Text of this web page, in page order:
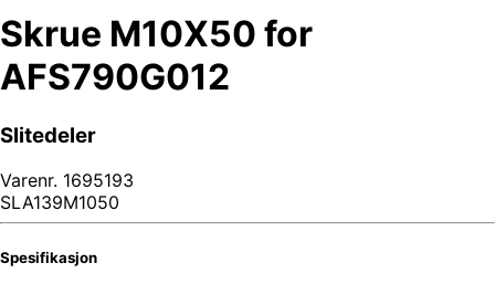
Skrue M10X50 for
AFS790G012
Slitedeler
Varenr. 1695193
SLA139M1050
Spesifikasjon